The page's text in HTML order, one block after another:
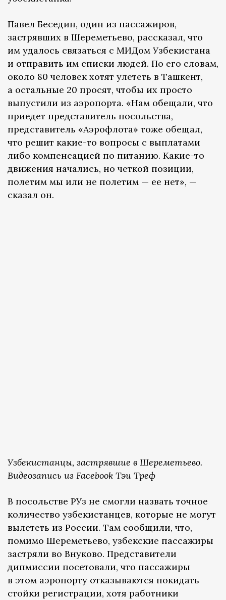
Павел Беседин, один из пассажиров,
застрявших в Шереметьево, рассказал, что
им удалось связаться с МИДом Узбекистана
и отправить им списки людей. По его словам,
около 80 человек хотят улететь в Ташкент,
а остальные 20 просят, чтобы их просто
выпустили из аэропорта. «Нам обещали, что
приедет представитель посольства,
представитель «Аэрофлота» тоже обещал,
что решит какие-то вопросы с выплатами
либо компенсацией по питанию. Какие-то
движения начались, но четкой позиции,
полетим мы или не полетим — ее нет», —
сказал он.
Узбекистанцы, застрявшие в Шереметьево.
Видеозапись из Facebook Тэи Треф
В посольстве РУз не смогли назвать точное
количество узбекистанцев, которые не могут
вылететь из России. Там сообщили, что,
помимо Шереметьево, узбекские пассажиры
застряли во Внуково. Представители
дипмиссии посетовали, что пассажиры
в этом аэропорту отказываются покидать
стойки регистрации, хотя работники